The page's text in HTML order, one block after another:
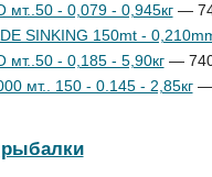
мт..50 - 0,079 - 0,945кг—
SINKING 150mt -
мт..50 - 0,185 - 5,90кг— 740
мт.. 150 - 0.145 - 2,85кг—